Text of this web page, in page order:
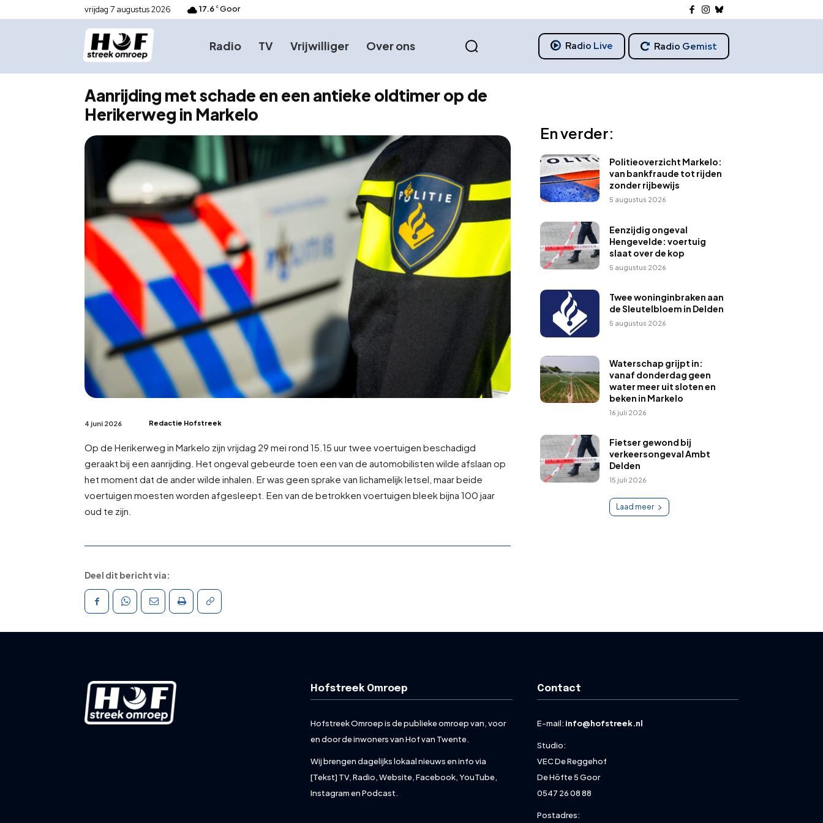
vrijdag 7 augustus 2026 17.6 C Goor
Radio TV Vrijwilliger Over ons Radio Live Radio Gemist
Aanrijding met schade en een antieke oldtimer op de
Herikerweg in Markelo
4 juni 2026 Redactie Hofstreek
Op de Herikerweg in Markelo zijn vrijdag 29 mei rond 15.15 uur twee voertuigen beschadigd
geraakt bij een aanrijding. Het ongeval gebeurde toen een van de automobilisten wilde afslaan op
het moment dat de ander wilde inhalen. Er was geen sprake van lichamelijk letsel, maar beide
voertuigen moesten worden afgesleept. Een van de betrokken voertuigen bleek bijna 100 jaar
oud te zijn.
En verder:
Politieoverzicht Markelo:
van bankfraude tot rijden
zonder rijbewijs
5 augustus 2026
Eenzijdig ongeval
Hengevelde: voertuig
slaat over de kop
5 augustus 2026
Twee woninginbraken aan
de Sleutelbloem in Delden
5 augustus 2026
Waterschap grijpt in:
vanaf donderdag geen
water meer uit sloten en
beken in Markelo
16 juli 2026
Fietser gewond bij
verkeersongeval Ambt
Delden
15 juli 2026
Laad meer
Deel dit bericht via:
Hofstreek Omroep
Hofstreek Omroep is de publieke omroep van, voor
en door de inwoners van Hof van Twente.
Wij brengen dagelijks lokaal nieuws en info via
[Tekst] TV, Radio, Website, Facebook, YouTube,
Instagram en Podcast.
Contact
E-mail: info@hofstreek.nl
Studio:
VEC De Reggehof
De Höfte 5 Goor
0547 26 08 88
Postadres: